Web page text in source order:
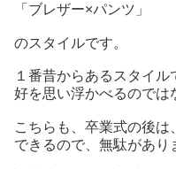
「ブレザー×パンツ」
のスタイルです。
１番昔からあるスタイ
好を思い浮かべるのでは
こちらも、卒業式の後
できるので、無駄があり